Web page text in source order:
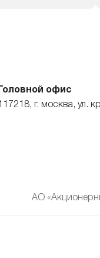
Головной офис
117218, г. москва, ул.
АО